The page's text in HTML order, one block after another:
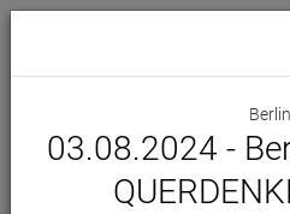
Berlin
03.08.2024 -